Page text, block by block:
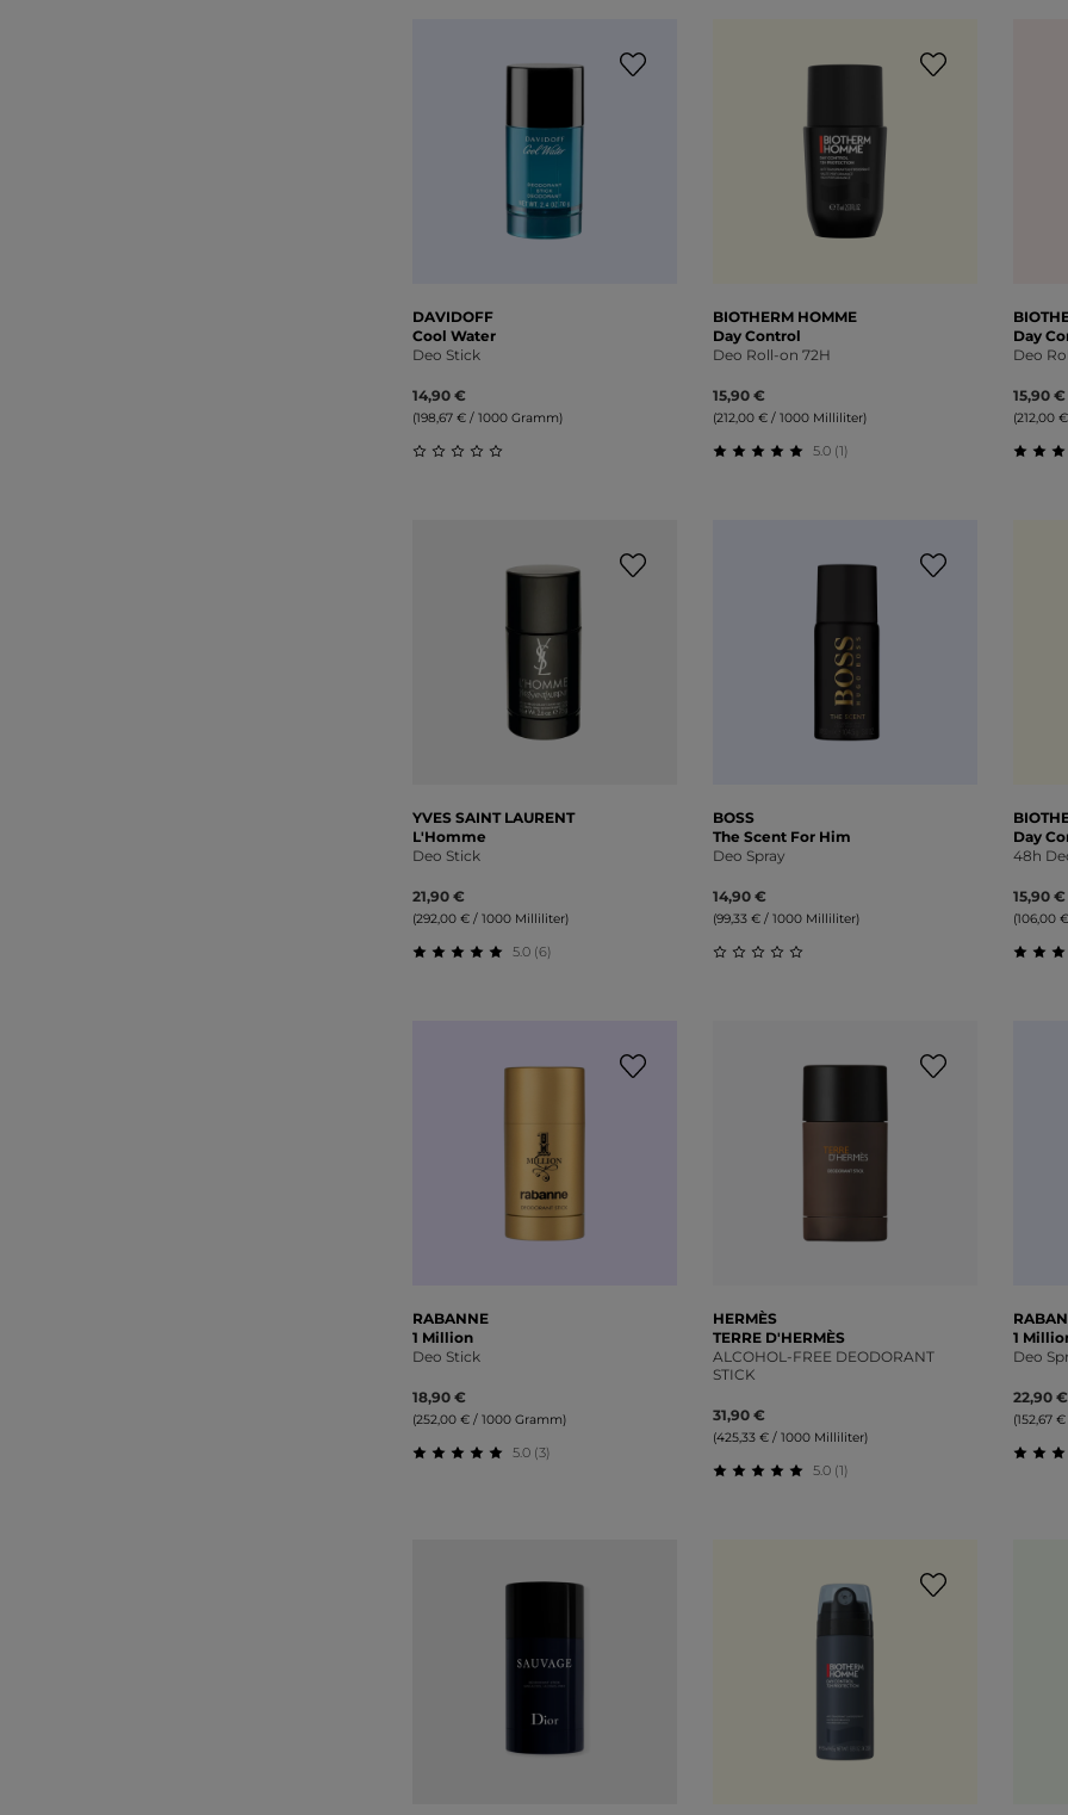
DAVIDOFF
Cool Water
Deo Stick
14,90 €
(198,67 € / 1000 Gramm)
BIOTHERM HOMME
Day Control
Deo Roll-on 72H
15,90 €
(212,00 € / 1000 Milliliter)
5.0 (1)
Day
Deo
15,90 €
(212,00
YVES SAINT LAURENT
L'Homme
Deo Stick
21,90 €
(292,00 € / 1000 Milliliter)
5.0 (6)
BOSS
The Scent For Him
Deo Spray
14,90 €
(99,33 € / 1000 Milliliter)
Day
48h
15,90 €
(106,00
RABANNE
1 Million
Deo Stick
18,90 €
(252,00 € / 1000 Gramm)
5.0 (3)
HERMÈS
TERRE D'HERMÈS
ALCOHOL-FREE DEODORANT
STICK
31,90 €
(425,33 € / 1000 Milliliter)
5.0 (1)
1
Deo
22,90 €
(152,67